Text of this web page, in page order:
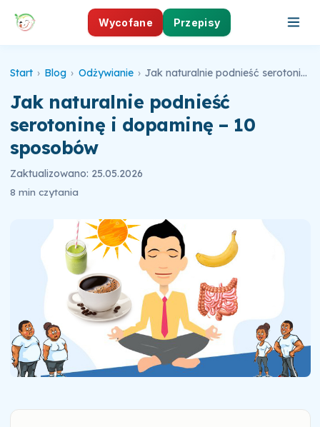
Wycofane Przepisy
Start › Blog › Odżywianie › Jak naturalnie podnieść serotoninę i dopaminę – 10 sposobów
Jak naturalnie podnieść
serotoninę i dopaminę – 10
sposobów
Zaktualizowano: 25.05.2026
8 min czytania